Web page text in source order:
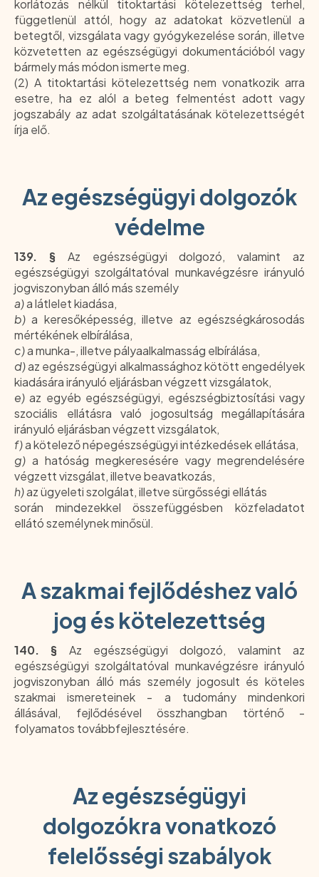
korlátozás nélkül titoktartási kötelezettség terhel,
függetlenül attól, hogy az adatokat közvetlenül a
betegtől, vizsgálata vagy gyógykezelése során, illetve
közvetetten az egészségügyi dokumentációból vagy
bármely más módon ismerte meg.
(2) A titoktartási kötelezettség nem vonatkozik arra
esetre, ha ez alól a beteg felmentést adott vagy
jogszabály az adat szolgáltatásának kötelezettségét
írja elő.
Az egészségügyi dolgozók
védelme
139. § Az egészségügyi dolgozó, valamint az
egészségügyi szolgáltatóval munkavégzésre irányuló
jogviszonyban álló más személy
a)a látlelet kiadása,
b)a keresőképesség, illetve az egészségkárosodás
mértékének elbírálása,
c)a munka-, illetve pályaalkalmasság elbírálása,
d)az egészségügyi alkalmassághoz kötött engedélyek
kiadására irányuló eljárásban végzett vizsgálatok,
e)az egyéb egészségügyi, egészségbiztosítási vagy
szociális ellátásra való jogosultság megállapítására
irányuló eljárásban végzett vizsgálatok,
f)a kötelező népegészségügyi intézkedések ellátása,
g) a hatóság megkeresésére vagy megrendelésére
végzett vizsgálat, illetve beavatkozás,
h)az ügyeleti szolgálat, illetve sürgősségi ellátás
során mindezekkel összefüggésben közfeladatot
ellátó személynek minősül.
A szakmai fejlődéshez való
jog és kötelezettség
140. § Az egészségügyi dolgozó, valamint az
egészségügyi szolgáltatóval munkavégzésre irányuló
jogviszonyban álló más személy jogosult és köteles
szakmai ismereteinek - a tudomány mindenkori
állásával, fejlődésével összhangban történő -
folyamatos továbbfejlesztésére.
Az egészségügyi
dolgozókra vonatkozó
felelősségi szabályok